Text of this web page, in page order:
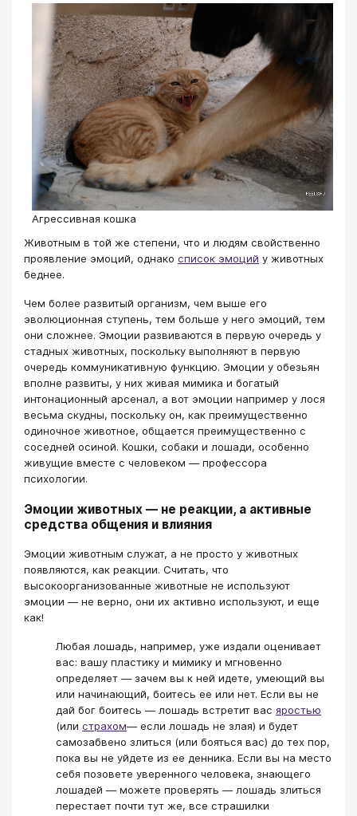
Агрессивная кошка
Животным в той же степени, что и людям свойственно
проявление эмоций, однако список эмоций у животных
беднее.
Чем более развитый организм, чем выше его
эволюционная ступень, тем больше у него эмоций, тем
они сложнее. Эмоции развиваются в первую очередь у
стадных животных, поскольку выполняют в первую
очередь коммуникативную функцию. Эмоции у обезьян
вполне развиты, у них живая мимика и богатый
интонационный арсенал, а вот эмоции например у лося
весьма скудны, поскольку он, как преимущественно
одиночное животное, общается преимущественно с
соседней осиной. Кошки, собаки и лошади, особенно
живущие вместе с человеком — профессора
психологии.
Эмоции животных — не реакции, а активные
средства общения и влияния
Эмоции животным служат, а не просто у животных
появляются, как реакции. Считать, что
высокоорганизованные животные не используют
эмоции — не верно, они их активно используют, и еще
как!
Любая лошадь, например, уже издали оценивает
вас: вашу пластику и мимику и мгновенно
определяет — зачем вы к ней идете, умеющий вы
или начинающий, боитесь ее или нет. Если вы не
дай бог боитесь — лошадь встретит вас яростью
(или страхом— если лошадь не злая) и будет
самозабвено злиться (или бояться вас) до тех пор,
пока вы не уйдете из ее денника. Если вы на место
себя позовете уверенного человека, знающего
лошадей — можете проверять — лошадь злиться
перестает почти тут же, все страшилки